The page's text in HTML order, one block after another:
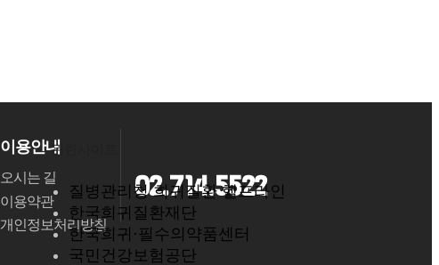
관련사이트
질병관리청 희귀질환 헬프라인
한국희귀질환재단
한국희귀·필수의약품센터
국민건강보험공단
02.714.5522
이용안내
오시는 길
이용약관
개인정보처리방침